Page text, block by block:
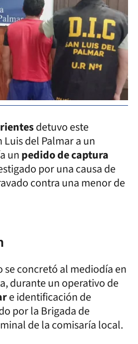
detuvo este
del Palmar a un
unpedido de captura
por una causa de
contra una menor de
concretó al mediodía en
durante un operativo de
e identificación de
por la Brigada de
de la comisaría local.